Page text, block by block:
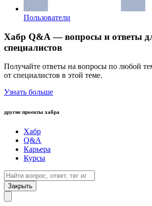
Пользователи
Хабр Q&A — вопросы и ответы
специалистов
Получайте ответы на вопросы по любой
от специалистов в этой теме.
Узнать больше
другие проекты хабра
Хабр
Q&A
Карьера
Курсы
Закрыть